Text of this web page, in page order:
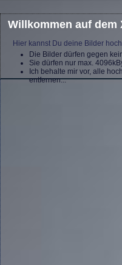
Willkommen auf dem
Hier kannst Du deine Bilder
Die Bilder dürfen gegen
Sie dürfen nur max.
Ich behalte mir vor, alle
entfernen...